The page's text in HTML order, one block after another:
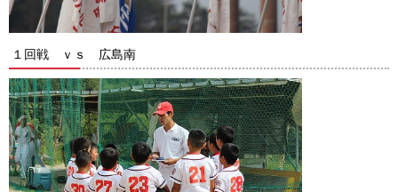
１回戦 ｖｓ 広島南